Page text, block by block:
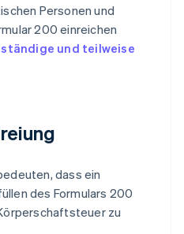
Personen und
200 einreichen
und teilweise
dass ein
des Formulars 200
zu